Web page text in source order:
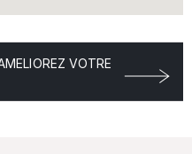
VOTRE